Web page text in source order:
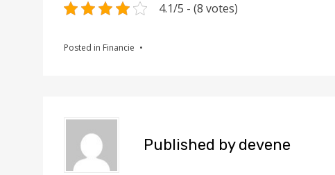
4.1/5 - (8 votes)
Posted in Financie
Published bydevene